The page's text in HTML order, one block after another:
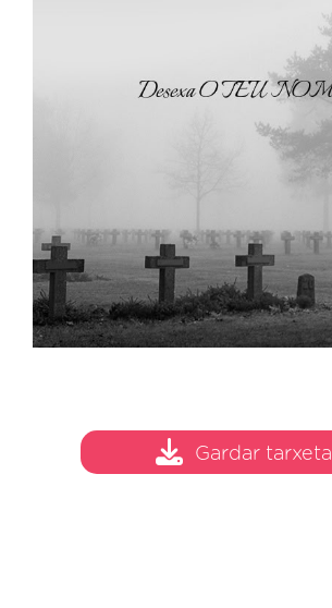
Gardar tarxeta